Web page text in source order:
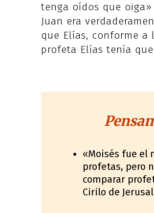
tenga oídos que oiga»
Juan era
que Elías, conforme
profeta Elías tenía
«Moisés fue el
profetas, pero
comparar
Cirilo de